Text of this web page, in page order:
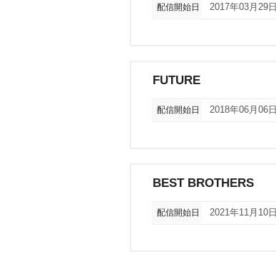
配信開始日 2017年03月29日
FUTURE
配信開始日 2018年06月06日
BEST BROTHERS
配信開始日 2021年11月10日